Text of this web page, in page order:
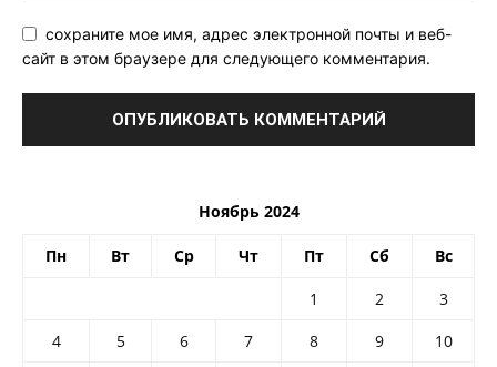
сохраните мое имя, адрес электронной почты и веб-
сайт в этом браузере для следующего комментария.
Ноябрь 2024
Пн Вт Ср Чт Пт Сб Вс
1 2
3
4
5 6 7 8 9
10